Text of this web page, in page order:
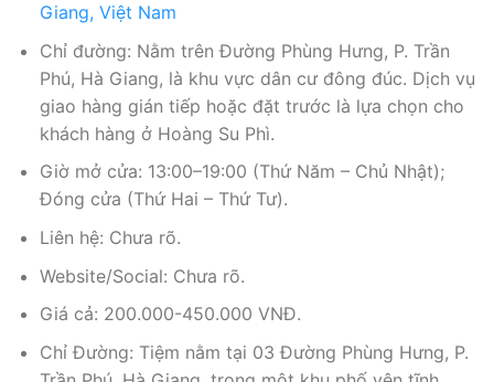
Giang, Việt Nam
Chỉ đường: Nằm trên Đường Phùng Hưng, P. Trần
Phú, Hà Giang, là khu vực dân cư đông đúc. Dịch vụ
giao hàng gián tiếp hoặc đặt trước là lựa chọn cho
khách hàng ở Hoàng Su Phì.
Giờ mở cửa: 13:00–19:00 (Thứ Năm – Chủ Nhật);
Đóng cửa (Thứ Hai – Thứ Tư).
Liên hệ: Chưa rõ.
Website/Social: Chưa rõ.
Giá cả: 200.000-450.000 VNĐ.
Chỉ Đường: Tiệm nằm tại 03 Đường Phùng Hưng, P.